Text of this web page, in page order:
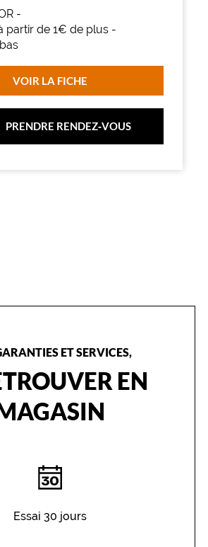
partir de 1€ de plus
VOIR LA FICHE
PRENDRE RENDEZ‑VOUS
ET SERVICES,
EN
Essai 30 jours